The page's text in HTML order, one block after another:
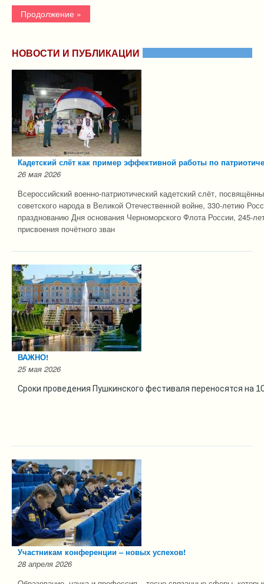
Продолжение »
НОВОСТИ И ПУБЛИКАЦИИ
Кадетский слёт как пример эффективной работы по
26 мая 2026
Всероссийский военно-патриотический кадетский слёт,
советского народа в Великой Отечественной войне, 330-летию
празднованию Дня основания Черноморского Флота России, 245-
присвоения почётного зван
ВАЖНО!
25 мая 2026
Сроки проведения Пушкинского фестиваля переносятся на
Участникам конференции – новых успехов!
28 апреля 2026